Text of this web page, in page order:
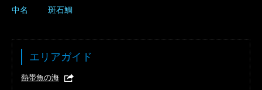
中名
斑石鯛
エリアガイド
熱帯魚の海